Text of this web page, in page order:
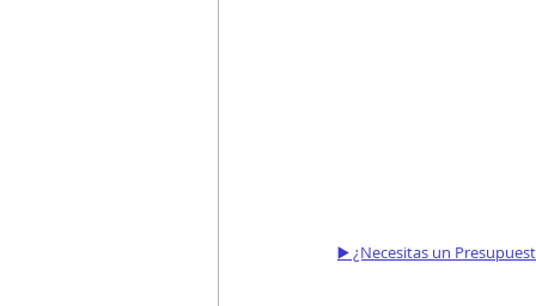
▶️ ¿Necesitas un